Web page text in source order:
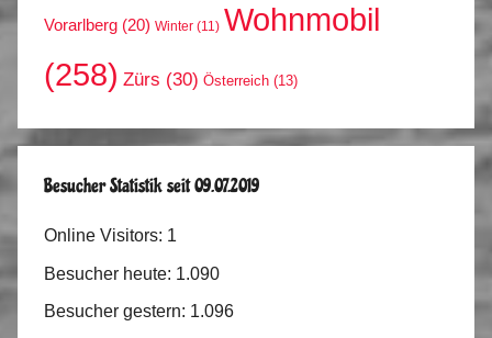
Vorarlberg (20) Winter (11) Wohnmobil
(258) Zürs (30) Österreich (13)
Besucher Statistik seit 09.07.2019
Online Visitors: 1
Besucher heute: 1.090
Besucher gestern: 1.096